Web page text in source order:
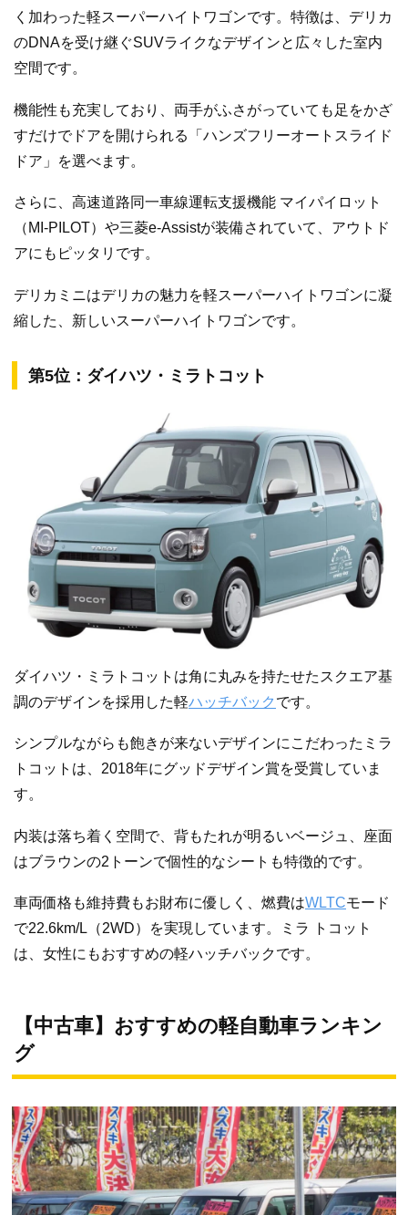
く加わった軽スーパーハイトワゴンです。特徴は、デリカ
のDNAを受け継ぐSUVライクなデザインと広々した室内
空間です。
機能性も充実しており、両手がふさがっていても足をかざ
すだけでドアを開けられる「ハンズフリーオートスライド
ドア」を選べます。
さらに、高速道路同一車線運転支援機能 マイパイロット
（MI-PILOT）や三菱e-Assistが装備されていて、アウトド
アにもピッタリです。
デリカミニはデリカの魅力を軽スーパーハイトワゴンに凝
縮した、新しいスーパーハイトワゴンです。
第5位：ダイハツ・ミラトコット
ダイハツ・ミラトコットは角に丸みを持たせたスクエア基
調のデザインを採用した軽ハッチバック です。
シンプルながらも飽きが来ないデザインにこだわったミラ
トコットは、2018年にグッドデザイン賞を受賞していま
す。
内装は落ち着く空間で、背もたれが明るいベージュ、座面
はブラウンの2トーンで個性的なシートも特徴的です。
車両価格も維持費もお財布に優しく、燃費はWLTCモード
で22.6km/L（2WD）を実現しています。ミラ トコット
は、女性にもおすすめの軽ハッチバックです。
【中古車】おすすめの軽自動車ランキン
グ